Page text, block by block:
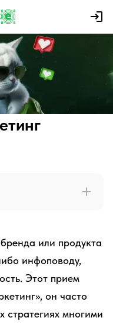
или продукта
инфоповоду,
Этот прием
он часто
стратегиях многими